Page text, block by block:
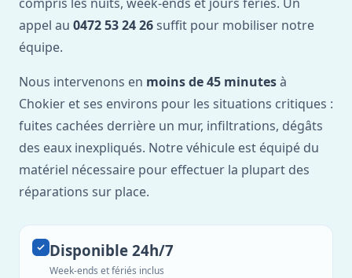
appel au 0472 53 24 26 suffit pour mobiliser notre
équipe.
Nous intervenons en moins de 45 minutesà
Chokier et ses environs pour les situations critiques :
fuites cachées derrière un mur, infiltrations, dégâts
des eaux inexpliqués. Notre véhicule est équipé du
matériel nécessaire pour effectuer la plupart des
réparations sur place.
Disponible 24h/7
Week-ends et fériés inclus